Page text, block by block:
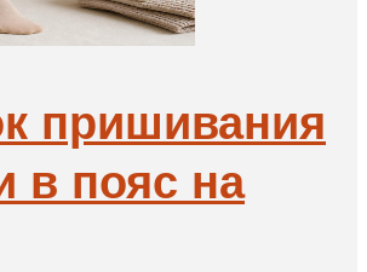
пришивания
в пояс на